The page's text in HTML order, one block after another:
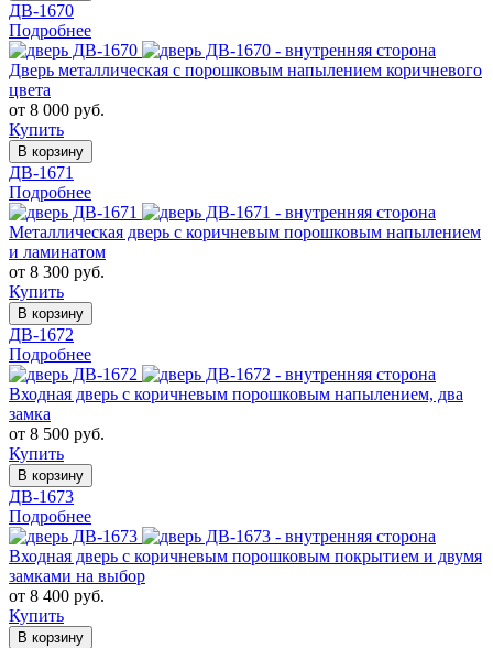
ДВ-1670
Подробнее
Дверь металлическая с порошковым напылением коричневого
цвета
от 8 000 руб.
Купить
В корзину
ДВ-1671
Подробнее
Металлическая дверь с коричневым порошковым напылением
и ламинатом
от 8 300 руб.
Купить
В корзину
ДВ-1672
Подробнее
Входная дверь с коричневым порошковым напылением, два
замка
от 8 500 руб.
Купить
В корзину
ДВ-1673
Подробнее
Входная дверь с коричневым порошковым покрытием и двумя
замками на выбор
от 8 400 руб.
Купить
В корзину